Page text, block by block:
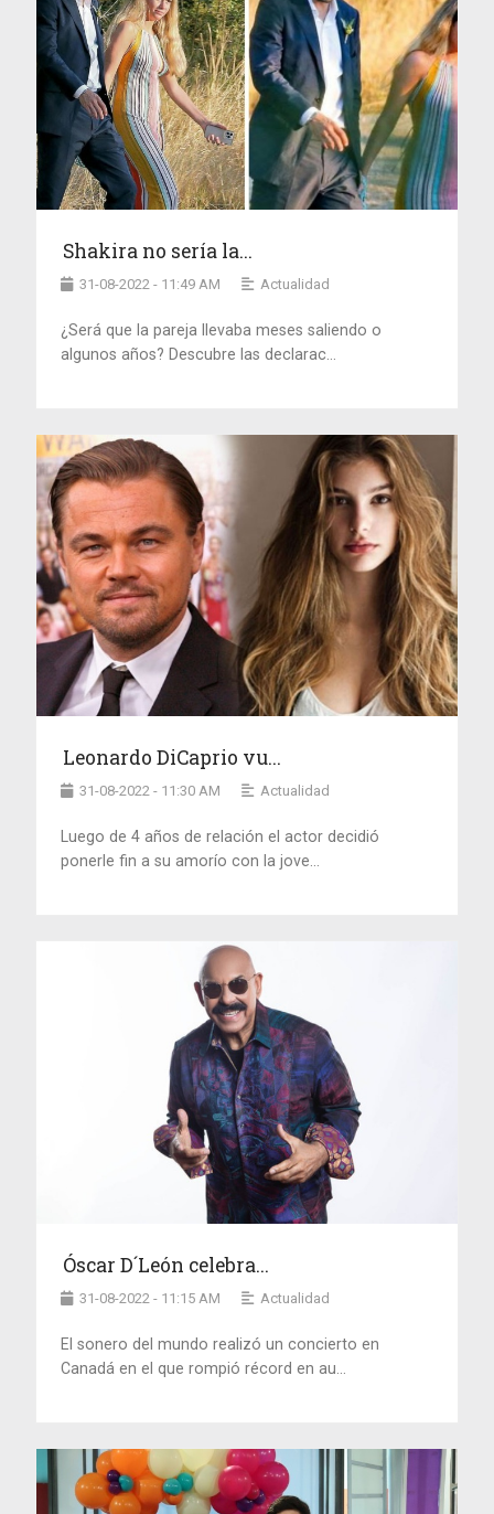
Shakira no sería la...
31-08-2022 - 11:49 AM Actualidad
¿Será que la pareja llevaba meses saliendo o
algunos años? Descubre las declarac...
Leonardo DiCaprio vu...
31-08-2022 - 11:30 AM Actualidad
Luego de 4 años de relación el actor decidió
ponerle fin a su amorío con la jove...
Óscar D´León celebra...
31-08-2022 - 11:15 AM Actualidad
El sonero del mundo realizó un concierto en
Canadá en el que rompió récord en au...